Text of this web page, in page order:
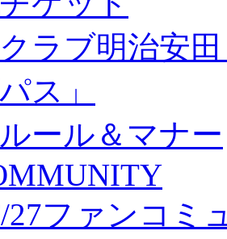
ラブ明治安
ス」
ール＆マナー
27ファンコミ